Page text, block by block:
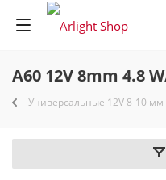
A60 12V 8mm 4.8
Универсальные 12V 8-10 мм